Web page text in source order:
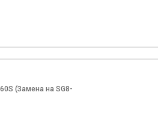
(Замена на SG8-